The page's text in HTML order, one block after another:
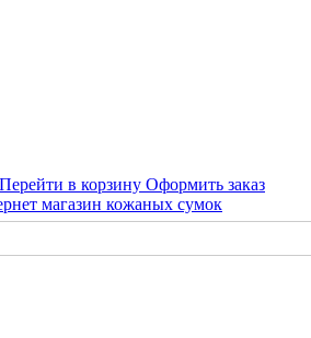
Перейти в корзину Оформить заказ